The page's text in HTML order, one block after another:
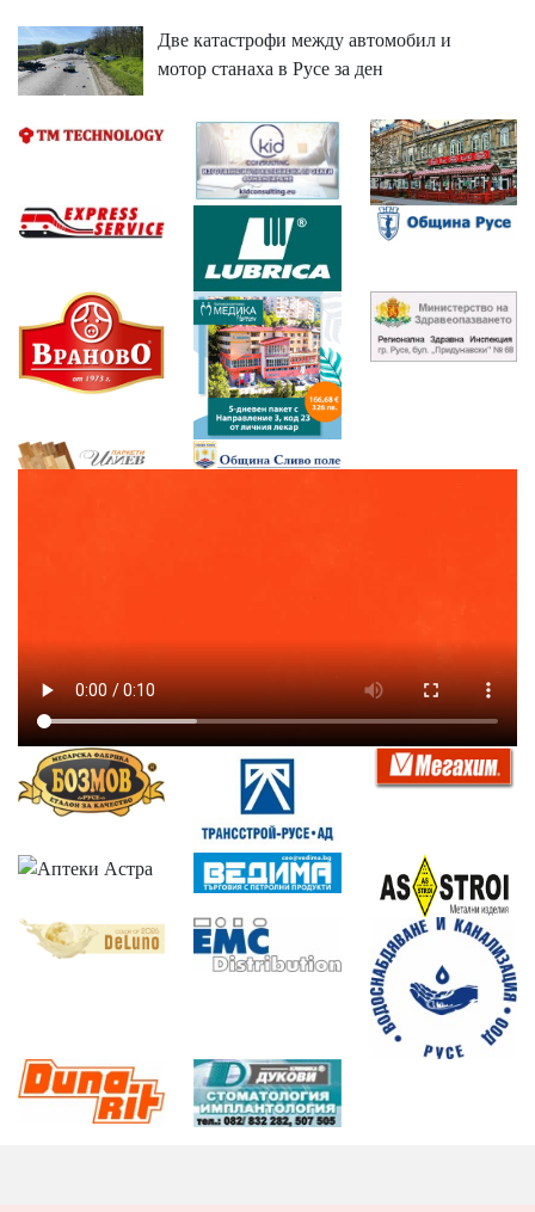
Две катастрофи между автомобил и
мотор станаха в Русе за ден